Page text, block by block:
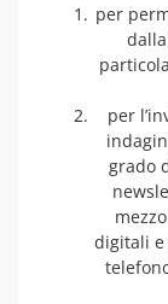
per
per
grado
digitali e